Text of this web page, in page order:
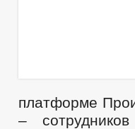
платформе
–